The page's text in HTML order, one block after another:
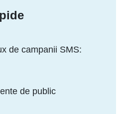
de campanii SMS:
de public